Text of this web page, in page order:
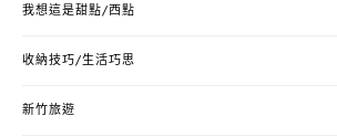
我想這是甜點/西點
收納技巧/生活巧思
新竹旅遊